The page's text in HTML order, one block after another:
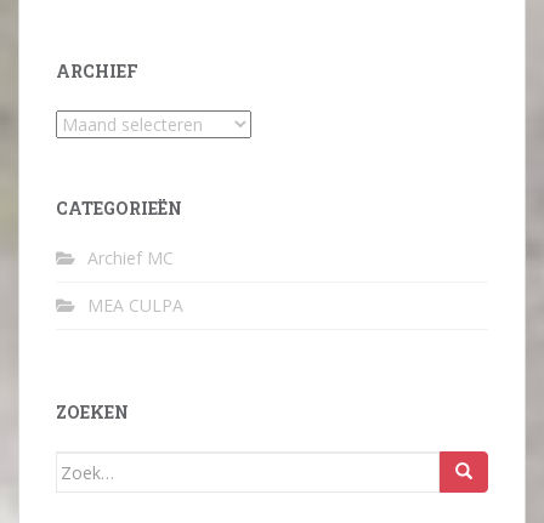
ARCHIEF
Archief
CATEGORIEËN
Archief MC
MEA CULPA
ZOEKEN
Zoek